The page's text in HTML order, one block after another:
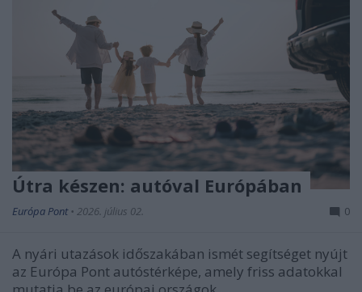
Útra készen: autóval Európában
Európa Pont • 2026. július 02. 0
A nyári utazások időszakában ismét segítséget nyújt
az Európa Pont autóstérképe, amely friss adatokkal